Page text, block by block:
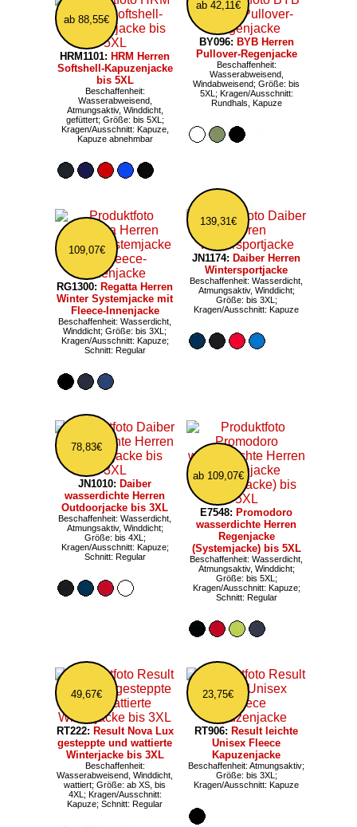
ab 88,55€
HRM1101: HRM Herren
Softshell-Kapuzenjacke
bis 5XL
Beschaffenheit:
Wasserabweisend,
Atmungsaktiv, Winddicht,
gefüttert; Größe: bis 5XL;
Kragen/Ausschnitt: Kapuze,
Kapuze abnehmbar
ab 42,11€
BY096: BYB Herren
Pullover-Regenjacke
Beschaffenheit:
Wasserabweisend,
Windabweisend; Größe: bis
5XL; Kragen/Ausschnitt:
Rundhals, Kapuze
109,07€
RG1300: Regatta Herren
Winter Systemjacke mit
Fleece-Innenjacke
Beschaffenheit: Wasserdicht,
Winddicht; Größe: bis 3XL;
Kragen/Ausschnitt: Kapuze;
Schnitt: Regular
139,31€
JN1174: Daiber Herren
Wintersportjacke
Beschaffenheit: Wasserdicht,
Atmungsaktiv, Winddicht;
Größe: bis 3XL;
Kragen/Ausschnitt: Kapuze
78,83€
JN1010: Daiber
wasserdichte Herren
Outdoorjacke bis 3XL
Beschaffenheit: Wasserdicht,
Atmungsaktiv, Winddicht;
Größe: bis 4XL;
Kragen/Ausschnitt: Kapuze;
Schnitt: Regular
ab 109,07€
E7548: Promodoro
wasserdichte Herren
Regenjacke
(Systemjacke) bis 5XL
Beschaffenheit: Wasserdicht,
Atmungsaktiv, Winddicht;
Größe: bis 5XL;
Kragen/Ausschnitt: Kapuze;
Schnitt: Regular
49,67€
RT222: Result Nova Lux
gesteppte und wattierte
Winterjacke bis 3XL
Beschaffenheit:
Wasserabweisend, Winddicht,
wattiert; Größe: ab XS, bis
4XL; Kragen/Ausschnitt:
Kapuze; Schnitt: Regular
23,75€
RT906: Result leichte
Unisex Fleece
Kapuzenjacke
Beschaffenheit: Atmungsaktiv;
Größe: bis 3XL;
Kragen/Ausschnitt: Kapuze